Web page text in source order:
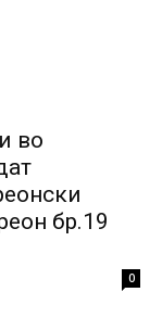
во
бр.19
0